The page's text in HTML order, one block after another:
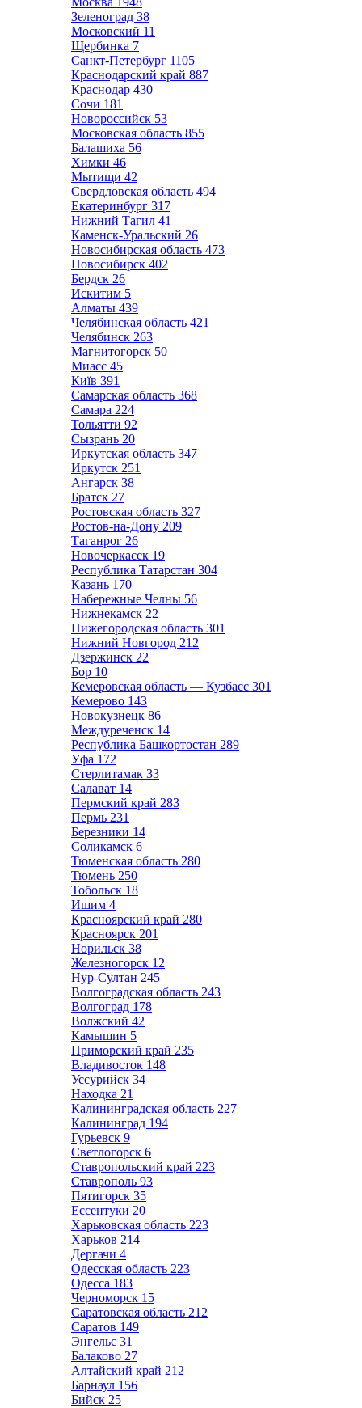
Зеленоград 38
Московский 11
Щербинка 7
Санкт-Петербург 1105
Краснодарский край 887
Краснодар 430
Сочи 181
Новороссийск 53
Московская область 855
Балашиха 56
Химки 46
Мытищи 42
Свердловская область 494
Екатеринбург 317
Нижний Тагил 41
Каменск-Уральский 26
Новосибирская область 473
Новосибирск 402
Бердск 26
Искитим 5
Алматы 439
Челябинская область 421
Челябинск 263
Магнитогорск 50
Миасс 45
Київ 391
Самарская область 368
Самара 224
Тольятти 92
Сызрань 20
Иркутская область 347
Иркутск 251
Ангарск 38
Братск 27
Ростовская область 327
Ростов-на-Дону 209
Таганрог 26
Новочеркасск 19
Республика Татарстан 304
Казань 170
Набережные Челны 56
Нижнекамск 22
Нижегородская область 301
Нижний Новгород 212
Дзержинск 22
Бор 10
Кемеровская область — Кузбасс 301
Кемерово 143
Новокузнецк 86
Междуреченск 14
Республика Башкортостан 289
Уфа 172
Стерлитамак 33
Салават 14
Пермский край 283
Пермь 231
Березники 14
Соликамск 6
Тюменская область 280
Тюмень 250
Тобольск 18
Ишим 4
Красноярский край 280
Красноярск 201
Норильск 38
Железногорск 12
Нур-Султан 245
Волгоградская область 243
Волгоград 178
Волжский 42
Камышин 5
Приморский край 235
Владивосток 148
Уссурийск 34
Находка 21
Калининградская область 227
Калининград 194
Гурьевск 9
Светлогорск 6
Ставропольский край 223
Ставрополь 93
Пятигорск 35
Ессентуки 20
Харьковская область 223
Харьков 214
Дергачи 4
Одесская область 223
Одесса 183
Черноморск 15
Саратовская область 212
Саратов 149
Энгельс 31
Балаково 27
Алтайский край 212
Барнаул 156
Бийск 25